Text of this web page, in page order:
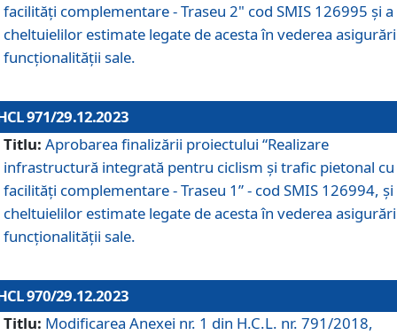
facilități complementare - Traseu 2" cod SMIS 126995 și a
cheltuielilor estimate legate de acesta în vederea
funcționalității sale.
971/29.12.2023
Titlu: Aprobarea finalizării proiectului “Realizare
infrastructură integrată pentru ciclism şi trafic pietonal cu
facilităţi complementare - Traseu 1” - cod SMIS 126994, și
cheltuielilor estimate legate de acesta în vederea
funcționalității sale.
970/29.12.2023
Titlu: Modificarea Anexei nr. 1 din H.C.L. nr. 791/2018,